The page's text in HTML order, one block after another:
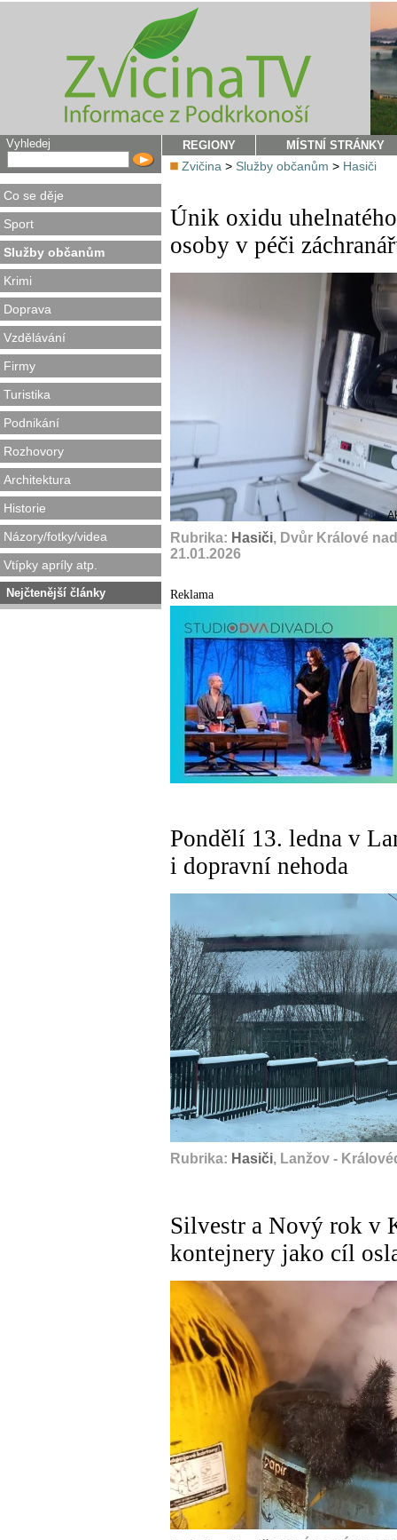
Vyhledej
Co se děje
Sport
Služby občanům
Krimi
Doprava
Vzdělávání
Firmy
Turistika
Podnikání
Rozhovory
Architektura
Historie
Názory/fotky/videa
Vtípky apríly atp.
Nejčtenější články
REGIONY MÍSTNÍ STRÁNKY
Zvičina > Služby občanům > Hasiči
Únik oxidu
osoby v péči
Rubrika: Hasiči, Dvůr Králové
21.01.2026
Reklama
Pondělí 13. ledna v
i dopravní nehoda
Rubrika: Hasiči, Lanžov -
Silvestr a Nový rok v
kontejnery jako cíl